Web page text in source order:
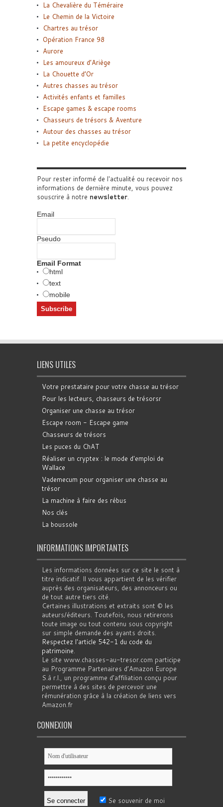
La Chevalière du Téméraire
Le Chemin de la Victoire
Chartres au trésor
Opération France 98
Aurore
Les amoureux d’Ariège
La Chouette d’Or
Autres chasses au trésor
Activités enfants et familles
Escape games & escape rooms
Chasseurs de trésors & Aventure
Autour des chasses au trésor
La petite encyclopédie
Pour rester informé de l'actualité ou recevoir nos
informations de dernière minute, vous pouvez
souscrire à notre newsletter.
Email
Pseudo
Email Format
html
text
mobile
LIENS UTILES
Votre prestataire pour votre chasse au trésor
Pour les lecteurs, chasseurs de trésorsr
Organiser une chasse au trésor
Escape room - Escape game
Chasseurs de trésors
Les puces du ChAT
Réaliser un cryptex : le mode d'emploi de
Wallace
Vademecum pour organiser une chasse au
trésor
La machine à faire des rébus
Nos clés
La boussole
INFORMATIONS IMPORTANTES
Les informations données sur ce site le sont à
titre indicatif. Il vous appartient de les vérifier
auprès des organisateurs, des annonceurs ou
de tout autre tiers cité.
Certaines illustrations et extraits sont © les
auteurs/éditeurs. Toutefois, nous retirerons
toute image ou tout contenu sous copyright
sur simple demande des ayants droits.
Respectez l'article 542-1 du code du
patrimoine.
Le site www.chasses-au-tresor.com participe
au Programme Partenaires d’Amazon Europe
S.à r.l., un programme d’affiliation conçu pour
permettre à des sites de percevoir une
rémunération grâce à la création de liens vers
Amazon.fr
CONNEXION
Se souvenir de moi